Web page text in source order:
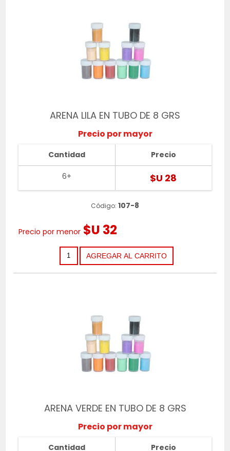
ARENA LILA EN TUBO DE 8 GRS
Precio por mayor
Cantidad
6+
Precio
$U 28
Código: 107-8
Precio por menor $U 32
ARENA VERDE EN TUBO DE 8 GRS
Precio por mayor
Cantidad Precio